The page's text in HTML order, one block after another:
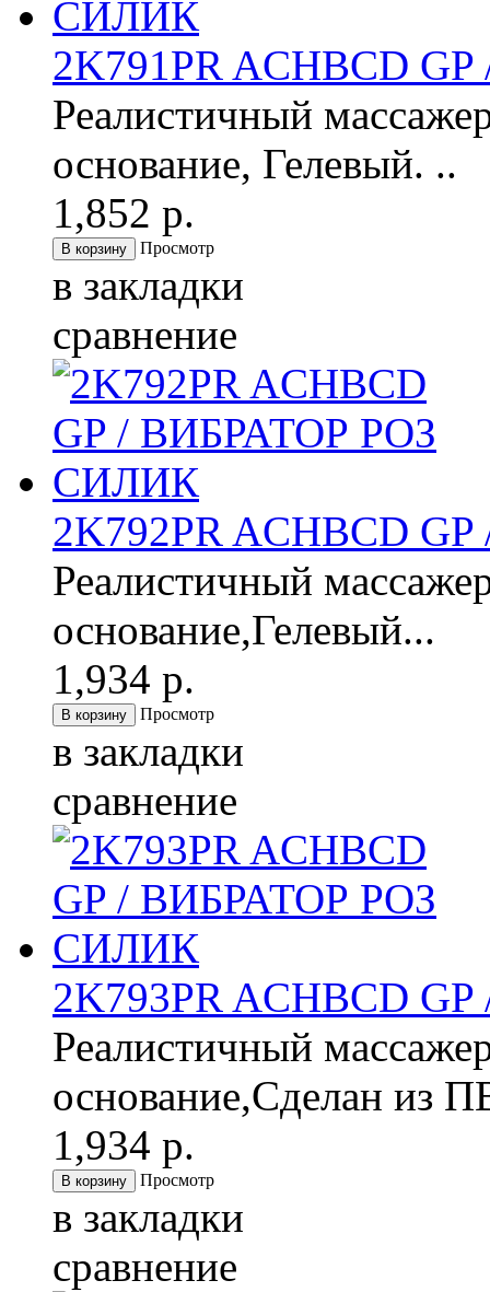
2K791PR ACHBCD
Реалистичный
основание, Гелевый. ..
1,852 р.
Просмотр
в закладки
сравнение
2K792PR ACHBCD
Реалистичный
основание,Гелевый...
1,934 р.
Просмотр
в закладки
сравнение
2K793PR ACHBCD
Реалистичный
основание,Сделан из
1,934 р.
Просмотр
в закладки
сравнение